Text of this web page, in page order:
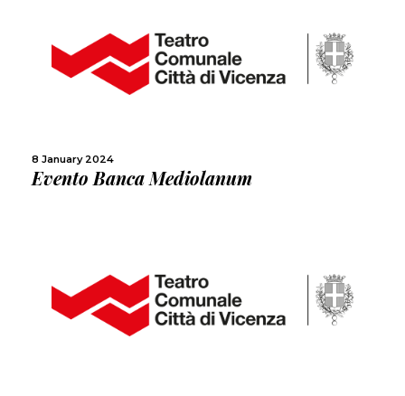
8 January 2024
Evento Banca Mediolanum
MORE
MORE